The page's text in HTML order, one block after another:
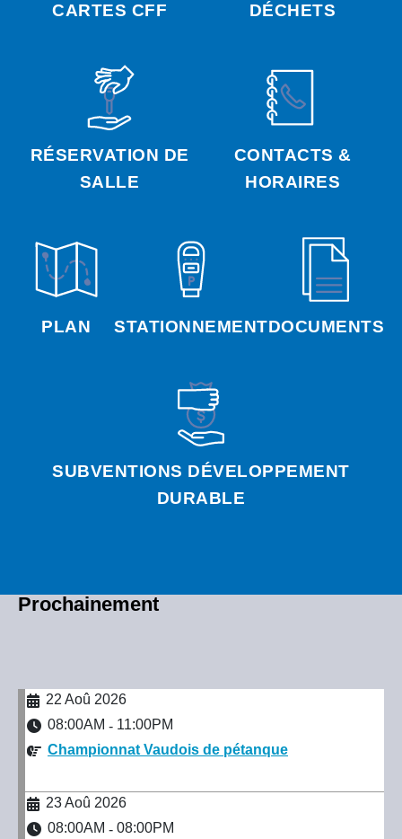
CARTES CFF DÉCHETS
RÉSERVATION DE
SALLE
CONTACTS &
HORAIRES
PLAN STATIONNEMENTDOCUMENTS
SUBVENTIONS DÉVELOPPEMENT
DURABLE
Prochainement
22 Aoû 2026
08:00AM - 11:00PM
Championnat Vaudois de pétanque
23 Aoû 2026
08:00AM - 08:00PM